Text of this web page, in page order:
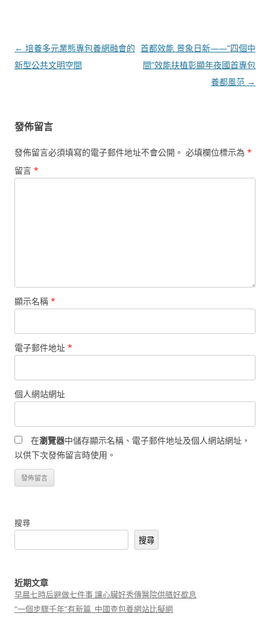
文
章
← 培養多元業態專包養網融會的
新型公共文明空間
首都效能 景象日新——“四個中
間”效能扶植彰顯年夜國首專包
養都風范 →
發佈留言
發佈留言必須填寫的電子郵件地址不會公開。 必填欄位標示為 *
留言 *
顯示名稱 *
電子郵件地址 *
個人網站網址
在瀏覽器中儲存顯示名稱、電子郵件地址及個人網站網址，
以供下次發佈留言時使用。
搜尋
搜尋
近期文章
早晨七時后避做七件事 讓心臟好秀傳醫院供膳好歇息
“一個步驟千年”有新篇_中國查包養網站比擬網